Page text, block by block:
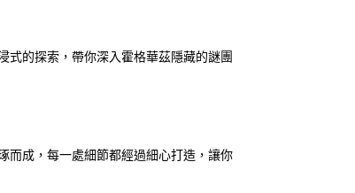
的探索，帶你深入霍格華茲隱藏的謎團
而成，每一處細節都經過細心打造，讓你